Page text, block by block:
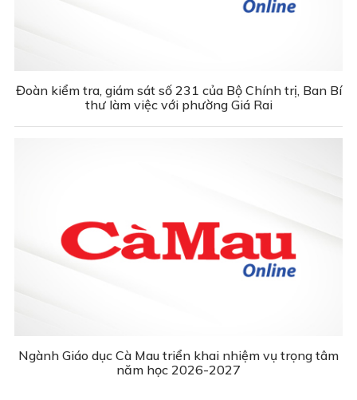
Đoàn kiểm tra, giám sát số 231 của Bộ Chính trị, Ban Bí
thư làm việc với phường Giá Rai
Ngành Giáo dục Cà Mau triển khai nhiệm vụ trọng tâm
năm học 2026-2027